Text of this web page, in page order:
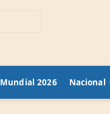
Mundial 2026 Nacional